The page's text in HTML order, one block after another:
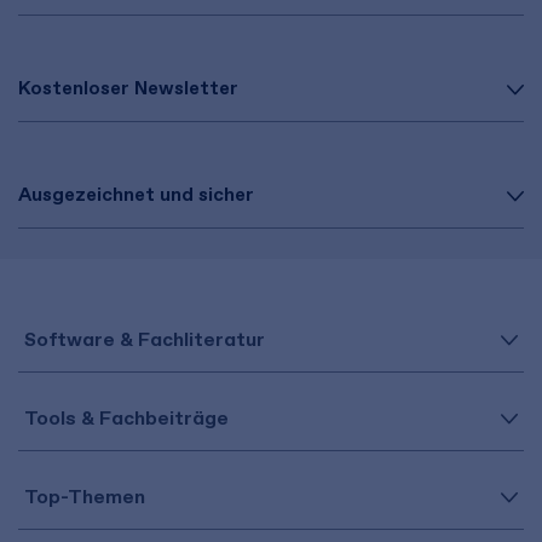
Kostenloser Newsletter
Ausgezeichnet und sicher
Software & Fachliteratur
Tools & Fachbeiträge
Top-Themen